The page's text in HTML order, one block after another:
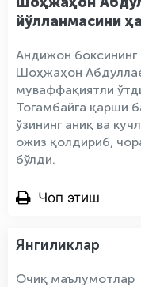
йўлланмасини
Андижон боксининг
Шоҳжаҳон
муваффақиятли
Тогамбайга қарши
ўзининг аниқ ва
ожиз қолдириб,
бўлди.
Чоп этиш
Янгиликлар
Очиқ маълумотлар